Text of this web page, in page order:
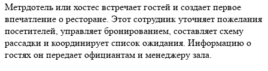
Метрдотель или хостес встречает гостей и создает первое
впечатление о ресторане. Этот сотрудник уточняет пожелания
посетителей, управляет бронированием, составляет схему
рассадки и координирует список ожидания. Информацию о
гостях он передает официантам и менеджеру зала.